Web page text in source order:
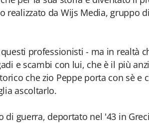
realizzato da Wijs Media, gruppo
professionisti - ma in realtà
e scambi con lui, che è il più
che zio Peppe porta con sè e
ascoltarlo.
di guerra, deportato nel '43 in